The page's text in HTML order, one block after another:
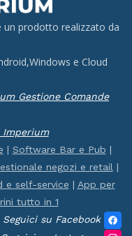
un prodotto realizzato da
e Cloud
Gestione Comande
Imperium
| Software Bar e Pub |
negozi e retail|
e self-service | App per
tutto in 1
Seguici su Facebook